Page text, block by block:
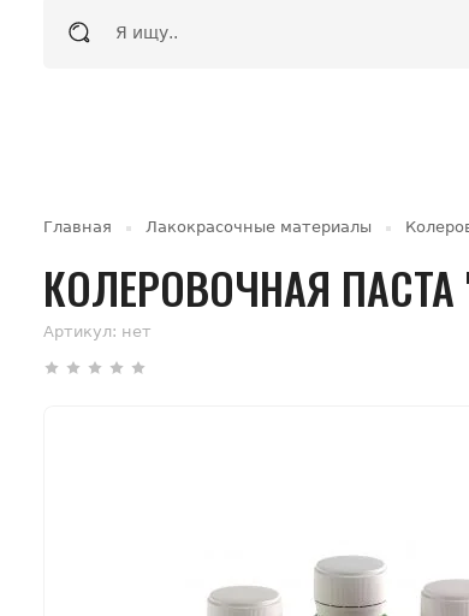
Главная Лакокрасочные материалы
КОЛЕРОВОЧНАЯ
Артикул: нет